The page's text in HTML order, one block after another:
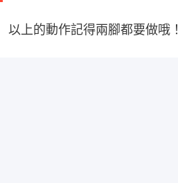
以上的動作記得兩腳都要做哦！